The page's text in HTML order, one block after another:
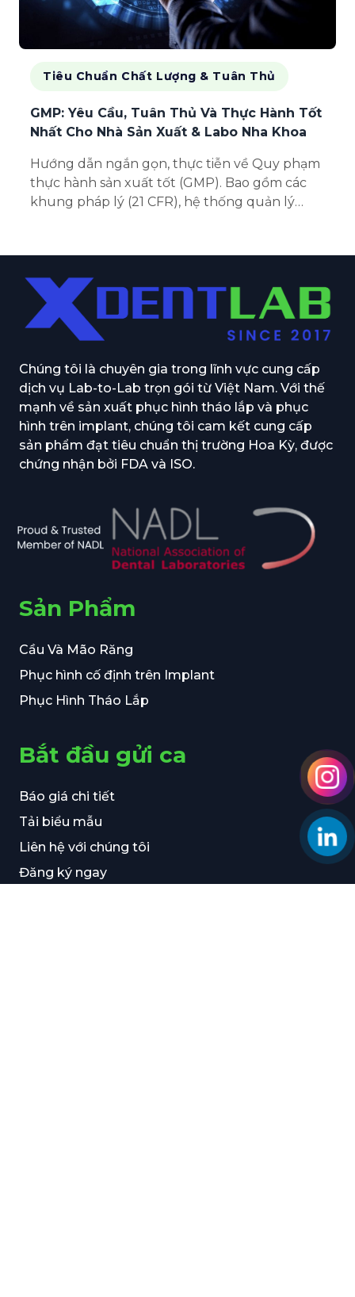
Tiêu Chuẩn Chất Lượng & Tuân Thủ
GMP: Yêu Cầu, Tuân Thủ Và Thực Hành Tốt
Nhất Cho Nhà Sản Xuất & Labo Nha Khoa
Hướng dẫn ngắn gọn, thực tiễn về Quy phạm
thực hành sản xuất tốt (GMP). Bao gồm các
khung pháp lý (21 CFR), hệ thống quản lý
Chúng tôi là chuyên gia trong lĩnh vực cung cấp
dịch vụ Lab-to-Lab trọn gói từ Việt Nam. Với thế
mạnh về sản xuất phục hình tháo lắp và phục
hình trên implant, chúng tôi cam kết cung cấp
sản phẩm đạt tiêu chuẩn thị trường Hoa Kỳ, được
chứng nhận bởi FDA và ISO.
Sản Phẩm
Cầu Và Mão Răng
Phục hình cố định trên Implant
Phục Hình Tháo Lắp
Bắt đầu gửi ca
Báo giá chi tiết
Tải biểu mẫu
Liên hệ với chúng tôi
Đăng ký ngay